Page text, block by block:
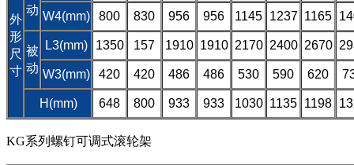
外
形
尺
寸
动 W4(mm) 800 830 956 956 1145 1237 1165
被
动
L3(mm) 1350 157 1910 1910 2170 2400 2670
W3(mm) 420 420 486 486 530 590 620
H(mm) 648 800 933 933 1030 1135 1198
KG系列螺钉可调式滚轮架